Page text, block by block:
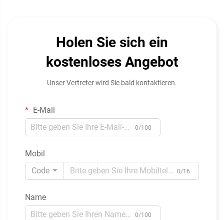
Holen Sie sich ein
kostenloses Angebot
Unser Vertreter wird Sie bald kontaktieren.
E-Mail
0/100
Mobil
Code
0/16
Name
0/100